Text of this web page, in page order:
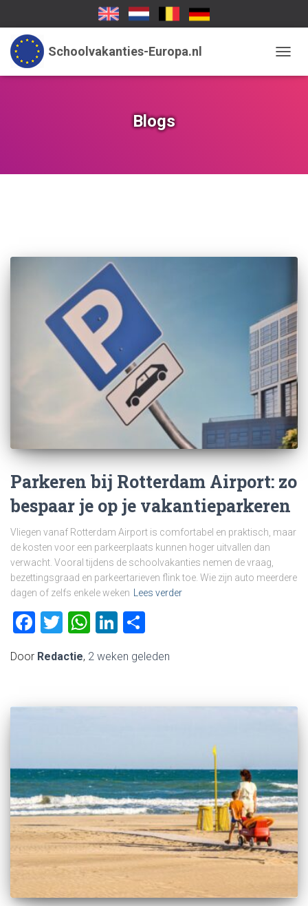
Schoolvakanties-Europa.nl
Blogs
Parkeren bij Rotterdam Airport: zo
bespaar je op je vakantieparkeren
Vliegen vanaf Rotterdam Airport is comfortabel en praktisch, maar
de kosten voor een parkeerplaats kunnen hoger uitvallen dan
verwacht. Vooral tijdens de schoolvakanties nemen de vraag,
bezettingsgraad en parkeertarieven flink toe. Wie zijn auto meerdere
dagen of zelfs enkele weken
Lees verder
Facebook
Twitter
WhatsApp
LinkedIn
Door Redactie, 2 weken geleden